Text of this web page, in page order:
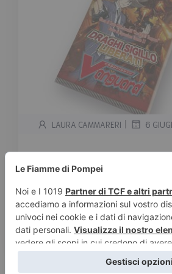
LAURA CAMMARERI | 6
CF Vanguard Launch
a Le fiamme di Pompei
Tempo stimato di lettura:< 1
Ragazzi siamo già arrivati a
pronti per il nuovo Launch […]
Leggi tutto